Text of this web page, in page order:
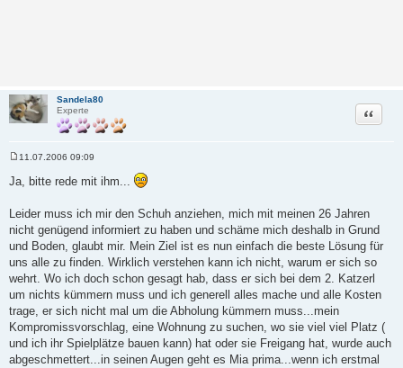
Sandela80
Experte
Zitat
i
a
g
11.07.2006 09:09
Ja, bitte rede mit ihm...
Leider muss ich mir den Schuh anziehen, mich mit meinen 26 Jahren
nicht genügend informiert zu haben und schäme mich deshalb in Grund
und Boden, glaubt mir. Mein Ziel ist es nun einfach die beste Lösung für
uns alle zu finden. Wirklich verstehen kann ich nicht, warum er sich so
wehrt. Wo ich doch schon gesagt hab, dass er sich bei dem 2. Katzerl
um nichts kümmern muss und ich generell alles mache und alle Kosten
trage, er sich nicht mal um die Abholung kümmern muss...mein
Kompromissvorschlag, eine Wohnung zu suchen, wo sie viel viel Platz (
und ich ihr Spielplätze bauen kann) hat oder sie Freigang hat, wurde auch
abgeschmettert...in seinen Augen geht es Mia prima...wenn ich erstmal